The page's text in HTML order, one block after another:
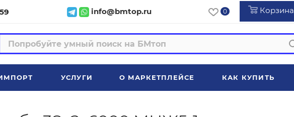
info@bmtop.ru 0 Корзина
УСЛУГИ О МАРКЕТПЛЕЙСЕ КАК КУПИТЬ